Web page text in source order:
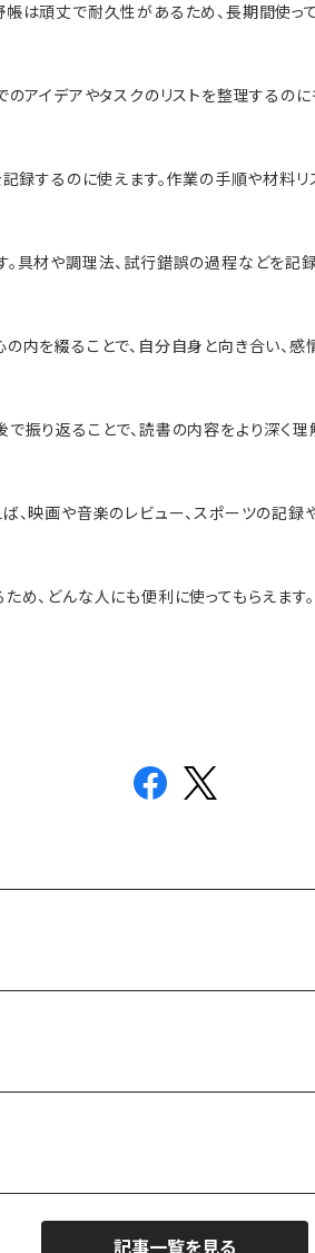
は頑丈で耐久性があるため、長期間使っ
アイデアやタスクのリストを整理するのに
するのに使えます。作業の手順や材料リ
具材や調理法、試行錯誤の過程などを記録
内を綴ることで、自分自身と向き合い、感
振り返ることで、読書の内容をより深く理
、映画や音楽のレビュー、スポーツの記
め、どんな人にも便利に使ってもらえま
記事一覧を見る